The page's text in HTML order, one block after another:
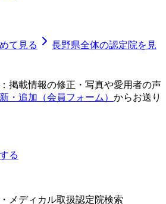
て見る 長野県全体の認定院を見
掲載情報の修正・写真や愛用者の声
・追加（会員フォーム） からお送り
る
メディカル取扱認定院検索